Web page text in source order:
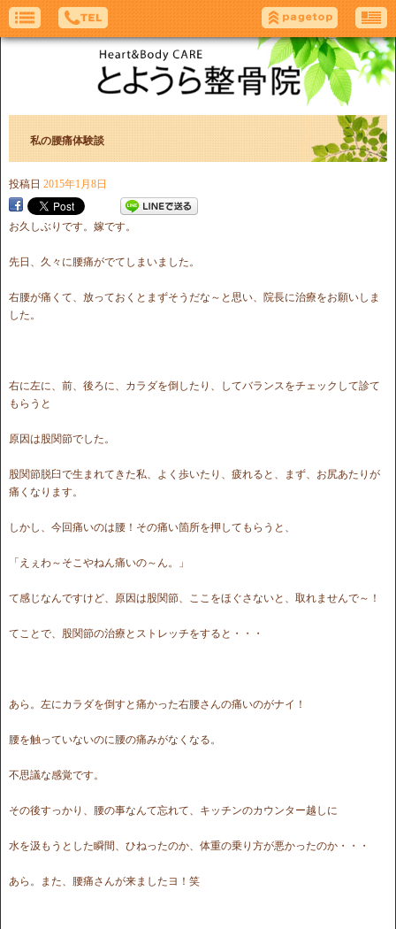
私の腰痛体験談
投稿日 2015年1月8日
お久しぶりです。嫁です。
先日、久々に腰痛がでてしまいました。
右腰が痛くて、放っておくとまずそうだな～と思い、院長に治療をお願いしま
した。
右に左に、前、後ろに、カラダを倒したり、してバランスをチェックして診て
もらうと
原因は股関節でした。
股関節脱臼で生まれてきた私、よく歩いたり、疲れると、まず、お尻あたりが
痛くなります。
しかし、今回痛いのは腰！その痛い箇所を押してもらうと、
「えぇわ～そこやねん痛いの～ん。」
て感じなんですけど、原因は股関節、ここをほぐさないと、取れませんで～！
てことで、股関節の治療とストレッチをすると・・・
あら。左にカラダを倒すと痛かった右腰さんの痛いのがナイ！
腰を触っていないのに腰の痛みがなくなる。
不思議な感覚です。
その後すっかり、腰の事なんて忘れて、キッチンのカウンター越しに
水を汲もうとした瞬間、ひねったのか、体重の乗り方が悪かったのか・・・
あら。また、腰痛さんが来ましたヨ！笑